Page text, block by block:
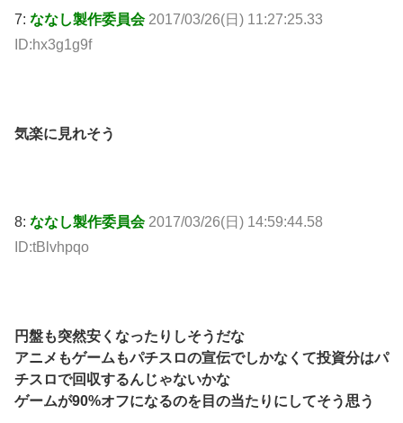
7: ななし製作委員会 2017/03/26(日) 11:27:25.33
ID:hx3g1g9f
気楽に見れそう
8: ななし製作委員会 2017/03/26(日) 14:59:44.58
ID:tBlvhpqo
円盤も突然安くなったりしそうだな
アニメもゲームもパチスロの宣伝でしかなくて投資分はパ
チスロで回収するんじゃないかな
ゲームが90%オフになるのを目の当たりにしてそう思う